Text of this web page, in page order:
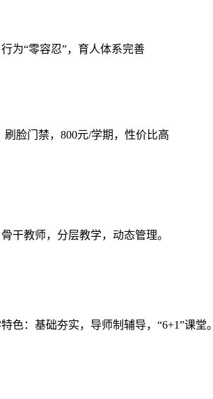
为“零容忍”，育人体系完善
脸门禁，800元/学期，性价比高
干教师，分层教学，动态管理。
色：基础夯实，导师制辅导，“6+1”课堂。